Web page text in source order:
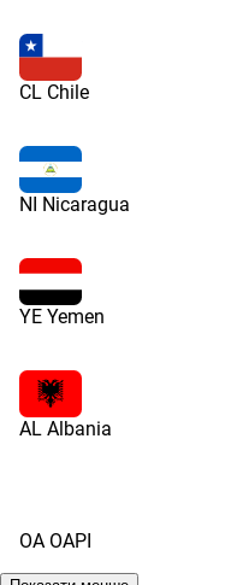
CL Chile
NI Nicaragua
YE Yemen
AL Albania
OA OAPI